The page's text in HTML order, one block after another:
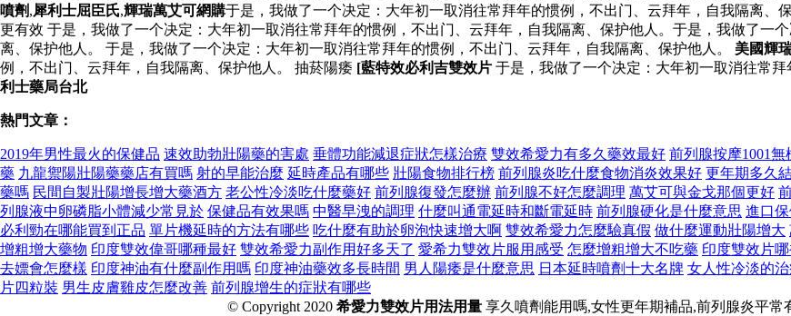
噴劑,犀利士屈臣氏,輝瑞萬艾可網購于是，我做了一个决定：大年初一取消往常拜年的惯例，不出门、云拜年，自我隔离、
更有效 于是，我做了一个决定：大年初一取消往常拜年的惯例，不出门、云拜年，自我隔离、保护他人。于是，我做了一
离、保护他人。 于是，我做了一个决定：大年初一取消往常拜年的惯例，不出门、云拜年，自我隔离、保护他人。 美國輝
例，不出门、云拜年，自我隔离、保护他人。 抽菸陽痿 [藍特效必利吉雙效片 于是，我做了一个决定：大年初一取消往常
利士藥局台北
熱門文章：
2019年男性最火的保健品 速效助勃壯陽藥的害處 垂體功能減退症狀怎樣治療 雙效希愛力有多久藥效最好 前列腺按摩1001無
藥 九龍禦陽壯陽藥藥店有買嗎 射的早能治麼 延時產品有哪些 壯陽食物排行榜 前列腺炎吃什麼食物消炎效果好 更年期多久
藥嗎 民間自製壯陽增長增大藥酒方 老公性冷淡吃什麼藥好 前列腺復發怎麼辦 前列腺不好怎麼調理 萬艾可與金戈那個更好
列腺液中卵磷脂小體減少常見於 保健品有效果嗎 中醫早洩的調理 什麼叫通電延時和斷電延時 前列腺硬化是什麼意思 進口
必利勁在哪能買到正品 單片機延時的方法有哪些 吃什麼有助於卵泡快速增大啊 雙效希愛力怎麼驗真假 做什麼運動壯陽增大
增粗增大藥物 印度雙效偉哥哪種最好 雙效希愛力副作用好多天了 愛希力雙效片服用感受 怎麼增粗增大不吃藥 印度雙效片
去嫖會怎麼樣 印度神油有什麼副作用嗎 印度神油藥效多長時間 男人陽痿是什麼意思 日本延時噴劑十大名牌 女人性冷淡的
片四粒裝 男生皮膚雞皮怎麼改善 前列腺增生的症狀有哪些
© Copyright 2020 希愛力雙效片用法用量 享久噴劑能用嗎,女性更年期補品,前列腺炎平常